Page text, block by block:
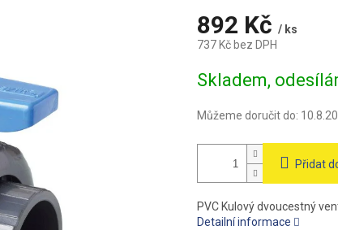
892 Kč / ks
737 Kč bez DPH
cena:
Skladem,
Můžeme doručit do:
Přidat
PVC Kulový dvoucestný
Detailní informace